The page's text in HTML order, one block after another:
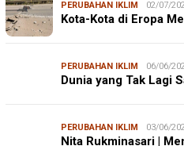
PERUBAHAN IKLIM 02/07/
Kota-Kota di Eropa
PERUBAHAN IKLIM 06/06/
Dunia yang Tak Lagi
PERUBAHAN IKLIM 03/06/
Nita Rukminasari |